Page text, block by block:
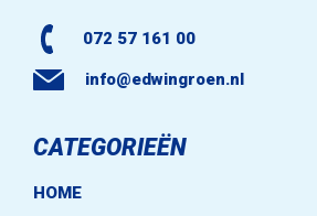
072 57 161 00
info@edwingroen.nl
CATEGORIEËN
HOME